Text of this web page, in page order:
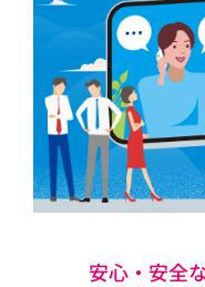
安心・安全